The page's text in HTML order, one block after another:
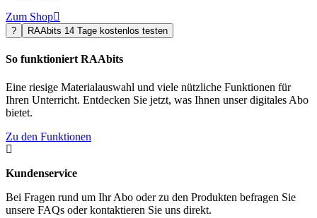
Zum Shop
? RAAbits 14 Tage kostenlos testen
So funktioniert RAAbits
Eine riesige Materialauswahl und viele nützliche Funktionen für
Ihren Unterricht. Entdecken Sie jetzt, was Ihnen unser digitales Abo
bietet.
Zu den Funktionen

Kundenservice
Bei Fragen rund um Ihr Abo oder zu den Produkten befragen Sie
unsere FAQs oder kontaktieren Sie uns direkt.